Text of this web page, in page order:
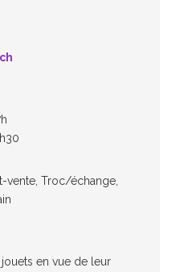
vente, Troc/échange,
en vue de leur